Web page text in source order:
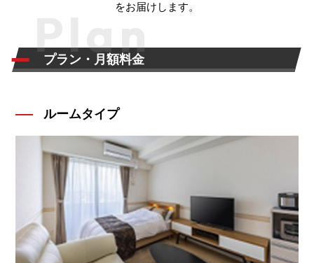
をお届けします。
プラン・月額料金
Plan
ルームタイプ